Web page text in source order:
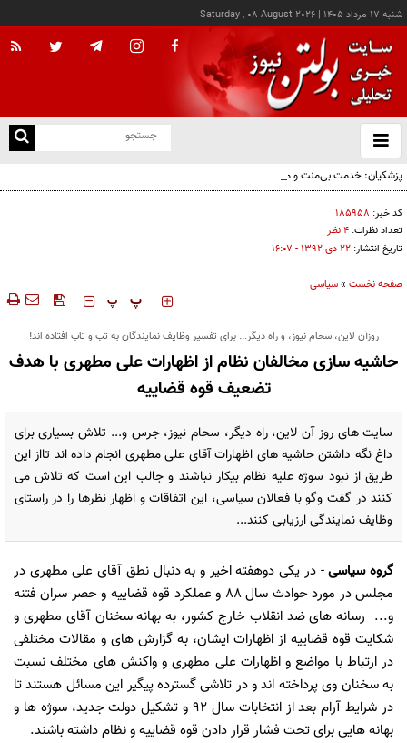
شنبه ۱۷ مرداد ۱۴۰۵ |
Saturday , 08 August 2026
باز
و
پزشکیان: خدمت بی‌منت و مشارکت مردمی، پایه حل مشکلات کشور است
کد خبر: ۱۸۵۹۵۸
تعداد نظرات: ۴ نظر
تاریخ انتشار: ۲۲ دی ۱۳۹۲ - ۱۶:۰۷
صفحه نخست »سیاسی
‍‍‍ پ پ
روزآن لاین، سحام نیوز، و راه دیگر... برای تفسیر وظایف نمایندگان به تب و تاب افتاده اند!
حاشیه سازی مخالفان نظام از اظهارات علی مطهری با هدف
تضعیف قوه قضاییه
سایت های روز آن لاین، راه دیگر، سحام نیوز، جرس و... تلاش بسیاری برای
داغ نگه داشتن حاشیه های اظهارات آقای علی مطهری انجام داده اند تااز این
طریق از نبود سوژه علیه نظام بیکار نباشند و جالب این است که تلاش می
کنند در گفت وگو با فعالان سیاسی، این اتفاقات و اظهار نظرها را در راستای
وظایف نمایندگی ارزیابی کنند...
گروه سیاسی- در یکی دوهفته اخیر و به دنبال نطق آقای علی مطهری در
مجلس در مورد حوادث سال 88 و عملکرد قوه قضاییه و حصر سران فتنه
و... رسانه های ضد انقلاب خارج کشور، به بهانه سخنان آقای مطهری و
شکایت قوه قضاییه از اظهارات ایشان، به گزارش های و مقالات مختلفی
در ارتباط با مواضع و اظهارات علی مطهری و واکنش های مختلف نسبت
به سخنان وی پرداخته اند و در تلاشی گسترده پیگیر این مسائل هستند تا
در شرایط آرام بعد از انتخابات سال 92 و تشکیل دولت جدید، سوژه ها و
بهانه هایی برای تحت فشار قرار دادن قوه قضاییه و نظام داشته باشند.